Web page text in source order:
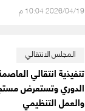
2026/04/19 10:04 م
المجلس الانتقالي
تنفيذية انتقالي
الدوري وتستعرض
والعمل التنظيمي